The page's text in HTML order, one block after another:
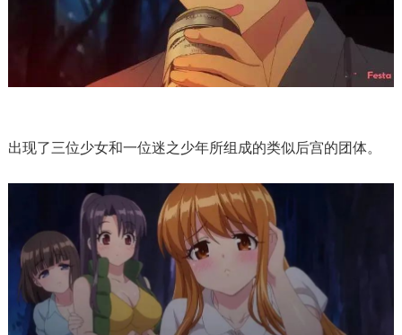
出现了三位少女和一位迷之少年所组成的类似后宫的团体。